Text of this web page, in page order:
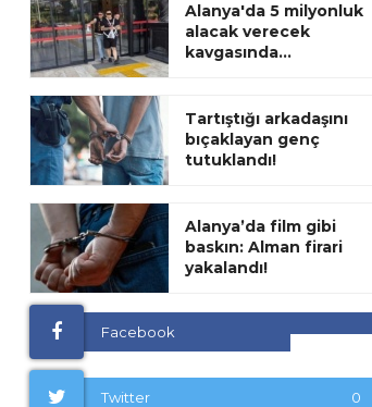
Alanya'da 5 milyonluk
alacak verecek
kavgasında...
Tartıştığı arkadaşını
bıçaklayan genç
tutuklandı!
Alanya’da film gibi
baskın: Alman firari
yakalandı!
Facebook
Twitter 0